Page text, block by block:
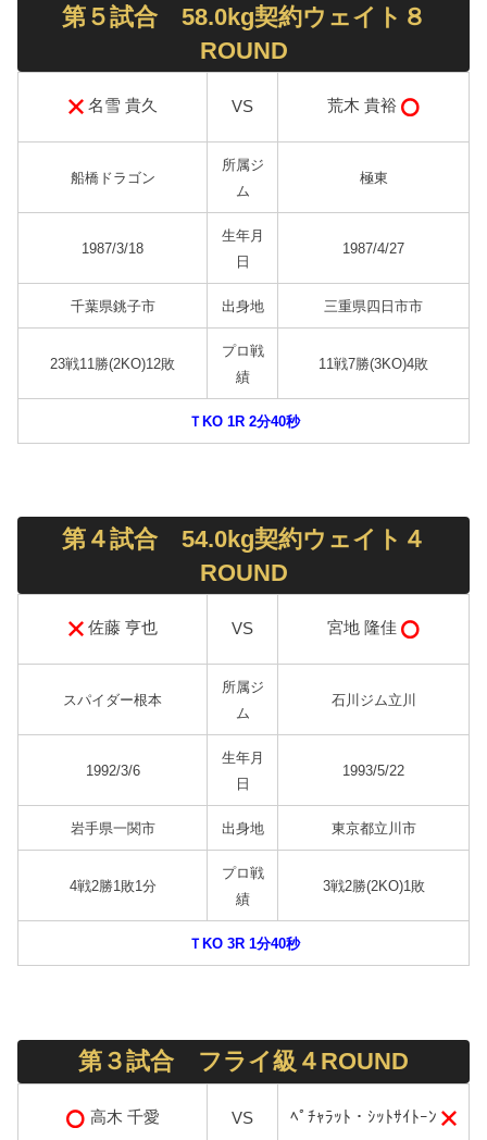
第５試合 58.0kg契約ウェイト８
ROUND
名雪 貴久 VS 荒木 貴裕
船橋ドラゴン
所属ジ
ム
極東
1987/3/18
生年月
日
1987/4/27
千葉県銚子市 出身地 三重県四日市市
23戦11勝(2KO)12敗
プロ戦
績
11戦7勝(3KO)4敗
ＴKO 1R 2分40秒
第４試合 54.0kg契約ウェイト４
ROUND
佐藤 亨也 VS 宮地 隆佳
スパイダー根本
所属ジ
ム
石川ジム立川
1992/3/6
生年月
日
1993/5/22
岩手県一関市 出身地 東京都立川市
4戦2勝1敗1分
プロ戦
績
3戦2勝(2KO)1敗
ＴKO 3R 1分40秒
第３試合 フライ級４ROUND
高木 千愛 VS ﾍﾟﾁｬﾗｯﾄ・ｼｯﾄｻｲﾄｰﾝ